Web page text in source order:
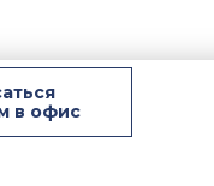
в офис